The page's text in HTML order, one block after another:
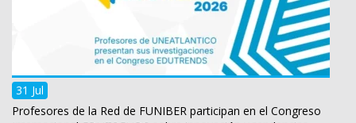
31 Jul
Profesores de la Red de FUNIBER participan en el Congreso